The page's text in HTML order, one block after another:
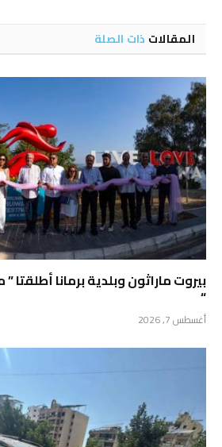
المقالات ذات الصلة
بيروت ماراثون وبلدية برمانا أطلقتا
“
أغسطس 7, 2026